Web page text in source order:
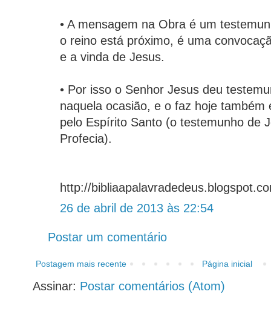
• A mensagem na Obra é um
o reino está próximo, é uma
e a vinda de Jesus.
• Por isso o Senhor Jesus deu
naquela ocasião, e o faz hoje
pelo Espírito Santo (o testemunho de
Profecia).
http://
26 de abril de 2013 às 22:54
Postar um comentário
Postagem mais recente Página inicial
Assinar: Postar comentários (Atom)